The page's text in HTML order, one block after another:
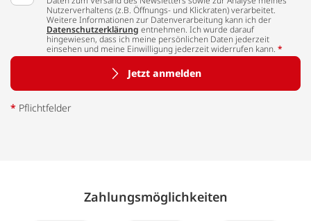
Nutzerverhaltens (z.B. Öffnungs- und Klickraten) verarbeitet.
Weitere Informationen zur Datenverarbeitung kann ich der
Datenschutzerklärung entnehmen. Ich wurde darauf
hingewiesen, dass ich meine persönlichen Daten jederzeit
einsehen und meine Einwilligung jederzeit widerrufen kann. *
Jetzt anmelden
* Pflichtfelder
Zahlungs­möglich­keiten